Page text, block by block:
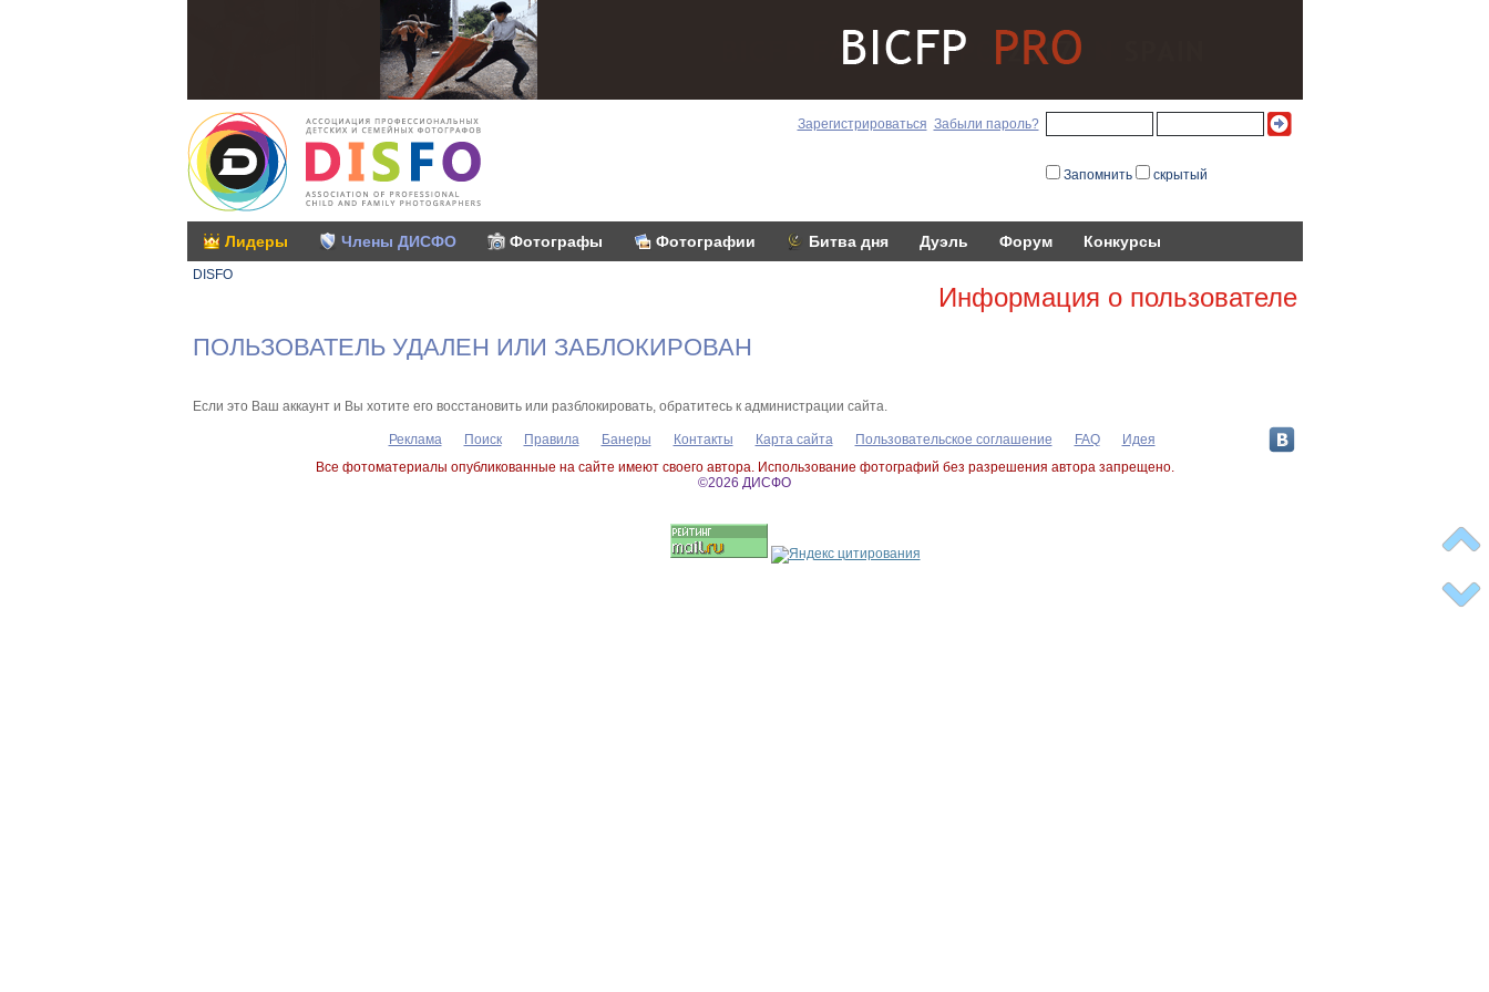
Зарегистрироваться Забыли пароль?
Запомнить скрытый
Лидеры Члены ДИСФО Фотографы Фотографии Битва дня Дуэль Форум Конкурсы
DISFO
Информация о пользователе
ПОЛЬЗОВАТЕЛЬ УДАЛЕН ИЛИ ЗАБЛОКИРОВАН
Если это Ваш аккаунт и Вы хотите его восстановить или разблокировать, обратитесь к администрации сайта.
Реклама Поиск Правила Банеры Контакты Карта сайта Пользовательское соглашение FAQ
Идея
Все фотоматериалы опубликованные на сайте имеют своего автора. Использование фотографий без разрешения автора запрещено.
©2026 ДИСФО